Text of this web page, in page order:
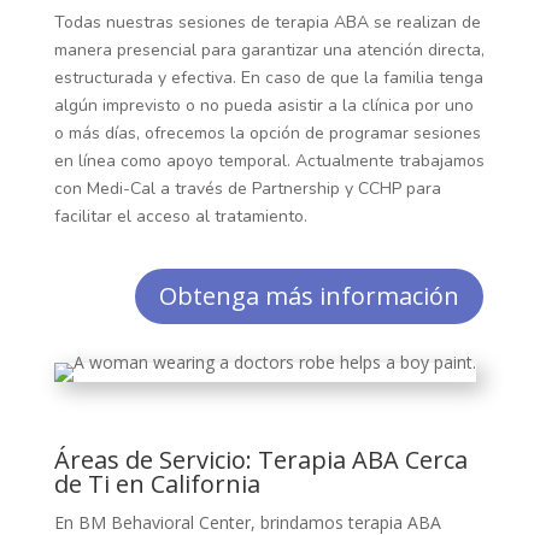
Todas nuestras sesiones de terapia ABA se realizan de
manera presencial para garantizar una atención directa,
estructurada y efectiva. En caso de que la familia tenga
algún imprevisto o no pueda asistir a la clínica por uno
o más días, ofrecemos la opción de programar sesiones
en línea como apoyo temporal. Actualmente trabajamos
con Medi-Cal a través de Partnership y CCHP para
facilitar el acceso al tratamiento.
Obtenga más información
Áreas de Servicio: Terapia ABA Cerca
de Ti en California
En BM Behavioral Center, brindamos terapia ABA